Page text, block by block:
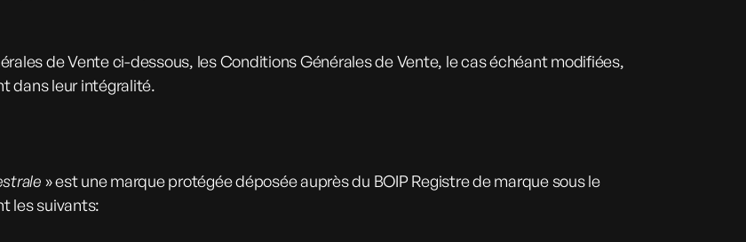
de Vente ci-dessous, les Conditions Générales de Vente, le cas échéant modifiées,
dans leur intégralité.
» est une marque protégée déposée auprès du BOIP Registre de marque sous le
les suivants: